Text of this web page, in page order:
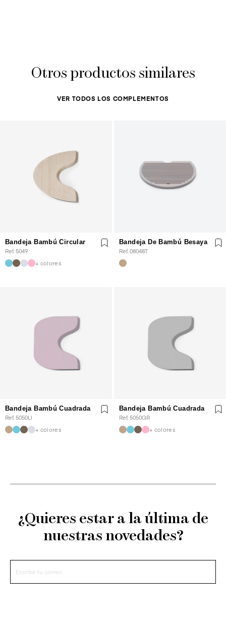
Otros productos similares
VER TODOS LOS COMPLEMENTOS
Bandeja Bambú Circular
Ref. 5049
+ colores
Bandeja De Bambú Besaya
Ref. 08048T
Bandeja Bambú Cuadrada
Ref. 5050LI
+ colores
Bandeja Bambú Cuadrada
Ref. 5050GR
+ colores
¿Quieres estar a la última de
nuestras novedades?